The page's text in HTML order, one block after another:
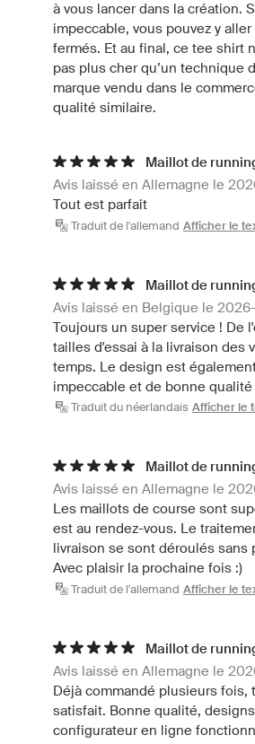
à vous lancer dans la création.
impeccable, vous pouvez y
fermés. Et au final, ce tee shirt
pas plus cher qu’un technique
marque vendu dans le
qualité similaire.
Maillot de
Avis laissé en Allemagne le
Tout est parfait
Traduit de l'allemand Afficher le
Maillot de
Avis laissé en Belgique le
Toujours un super service ! De
tailles d'essai à la livraison des
temps. Le design est
impeccable et de bonne qualité
Traduit du néerlandais Afficher le
Maillot de
Avis laissé en Allemagne le
Les maillots de course sont
est au rendez-vous. Le
livraison se sont déroulés sans
Avec plaisir la prochaine fois :)
Traduit de l'allemand Afficher le
Maillot de
Avis laissé en Allemagne le
Déjà commandé plusieurs fois,
satisfait. Bonne qualité,
configurateur en ligne